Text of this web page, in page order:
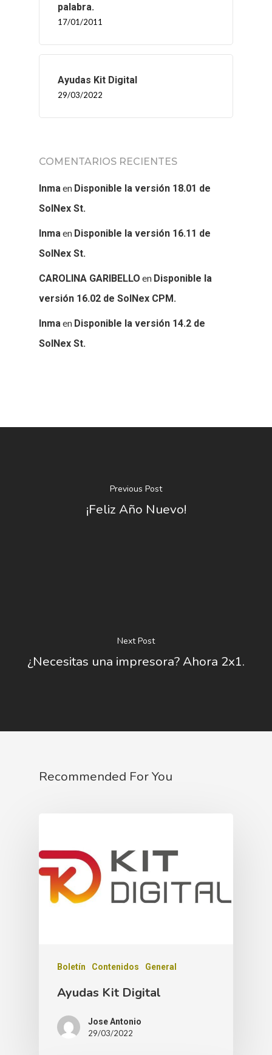
palabra.
17/01/2011
Ayudas Kit Digital
29/03/2022
COMENTARIOS RECIENTES
Inmaen Disponible la versión 18.01 de
SolNex St.
Inmaen Disponible la versión 16.11 de
SolNex St.
CAROLINA GARIBELLO en Disponible la
versión 16.02 de SolNex CPM.
Inmaen Disponible la versión 14.2 de
SolNex St.
Previous Post
¡Feliz Año Nuevo!
Next Post
¿Necesitas una impresora? Ahora 2x1.
Recommended For You
Boletín Contenidos General
Ayudas Kit Digital
Jose Antonio
29/03/2022
INICIO
SOLNEX
CONTACTO